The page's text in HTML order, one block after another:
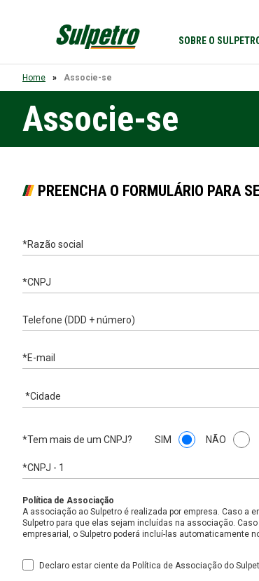
SOBRE O
Home Associe-se
Associe-se
PREENCHA O FORMULÁRIO PARA
*Razão social
*CNPJ
Telefone (DDD + número)
*E-mail
*Cidade
*Tem mais de um CNPJ? SIM NÃO
*CNPJ - 1
Política de Associação
A associação ao Sulpetro é realizada por empresa. Caso a
Sulpetro para que elas sejam incluídas na associação.
empresarial, o Sulpetro poderá incluí-las automaticamente
Declaro estar ciente da Política de Associação do